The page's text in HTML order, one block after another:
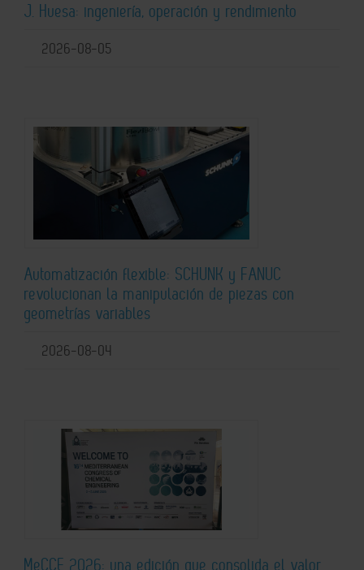
J. Huesa: ingeniería, operación y rendimiento
2026-08-05
Automatización flexible: SCHUNK y FANUC
revolucionan la manipulación de piezas con
geometrías variables
2026-08-04
MeCCE 2026: una edición que consolida el valor